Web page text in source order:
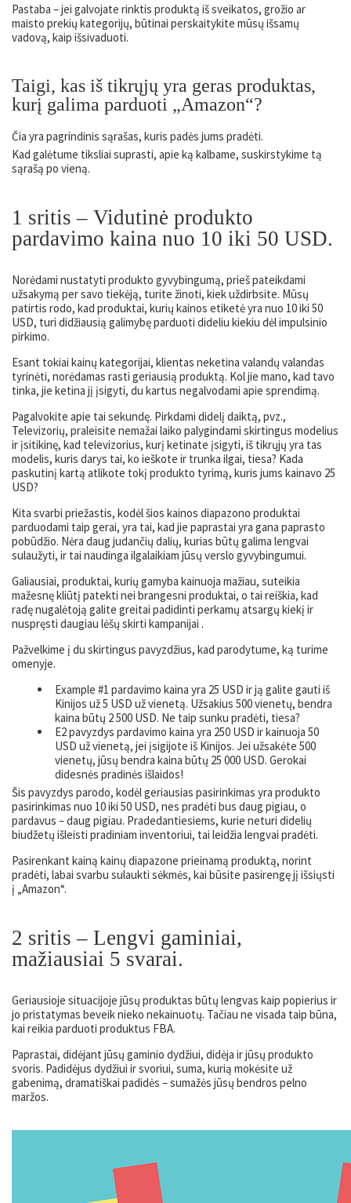
Pastaba – jei galvojate rinktis produktą iš sveikatos, grožio ar
maisto prekių kategorijų, būtinai perskaitykite mūsų išsamų
vadovą, kaip išsivaduoti.
Taigi, kas iš tikrųjų yra geras produktas,
kurį galima parduoti „Amazon“?
Čia yra pagrindinis sąrašas, kuris padės jums pradėti.
Kad galėtume tiksliai suprasti, apie ką kalbame, suskirstykime tą
sąrašą po vieną.
1 sritis – Vidutinė produkto
pardavimo kaina nuo 10 iki 50 USD.
Norėdami nustatyti produkto gyvybingumą, prieš pateikdami
užsakymą per savo tiekėją, turite žinoti, kiek uždirbsite. Mūsų
patirtis rodo, kad produktai, kurių kainos etiketė yra nuo 10 iki 50
USD, turi didžiausią galimybę parduoti dideliu kiekiu dėl impulsinio
pirkimo.
Esant tokiai kainų kategorijai, klientas neketina valandų valandas
tyrinėti, norėdamas rasti geriausią produktą. Kol jie mano, kad tavo
tinka, jie ketina jį įsigyti, du kartus negalvodami apie sprendimą.
Pagalvokite apie tai sekundę. Pirkdami didelį daiktą, pvz.,
Televizorių, praleisite nemažai laiko palygindami skirtingus modelius
ir įsitikinę, kad televizorius, kurį ketinate įsigyti, iš tikrųjų yra tas
modelis, kuris darys tai, ko ieškote ir trunka ilgai, tiesa? Kada
paskutinį kartą atlikote tokį produkto tyrimą, kuris jums kainavo 25
USD?
Kita svarbi priežastis, kodėl šios kainos diapazono produktai
parduodami taip gerai, yra tai, kad jie paprastai yra gana paprasto
pobūdžio. Nėra daug judančių dalių, kurias būtų galima lengvai
sulaužyti, ir tai naudinga ilgalaikiam jūsų verslo gyvybingumui.
Galiausiai, produktai, kurių gamyba kainuoja mažiau, suteikia
mažesnę kliūtį patekti nei brangesni produktai, o tai reiškia, kad
radę nugalėtoją galite greitai padidinti perkamų atsargų kiekį ir
nuspręsti daugiau lėšų skirti kampanijai .
Pažvelkime į du skirtingus pavyzdžius, kad parodytume, ką turime
omenyje.
Example #1 pardavimo kaina yra 25 USD ir ją galite gauti iš
Kinijos už 5 USD už vienetą. Užsakius 500 vienetų, bendra
kaina būtų 2 500 USD. Ne taip sunku pradėti, tiesa?
E2 pavyzdys pardavimo kaina yra 250 USD ir kainuoja 50
USD už vienetą, jei įsigijote iš Kinijos. Jei užsakėte 500
vienetų, jūsų bendra kaina būtų 25 000 USD. Gerokai
didesnės pradinės išlaidos!
Šis pavyzdys parodo, kodėl geriausias pasirinkimas yra produkto
pasirinkimas nuo 10 iki 50 USD, nes pradėti bus daug pigiau, o
pardavus – daug pigiau. Pradedantiesiems, kurie neturi didelių
biudžetų išleisti pradiniam inventoriui, tai leidžia lengvai pradėti.
Pasirenkant kainą kainų diapazone prieinamą produktą, norint
pradėti, labai svarbu sulaukti sėkmės, kai būsite pasirengę jį išsiųsti
į „Amazon“.
2 sritis – Lengvi gaminiai,
mažiausiai 5 svarai.
Geriausioje situacijoje jūsų produktas būtų lengvas kaip popierius ir
jo pristatymas beveik nieko nekainuotų. Tačiau ne visada taip būna,
kai reikia parduoti produktus FBA.
Paprastai, didėjant jūsų gaminio dydžiui, didėja ir jūsų produkto
svoris. Padidėjus dydžiui ir svoriui, suma, kurią mokėsite už
gabenimą, dramatiškai padidės – sumažės jūsų bendros pelno
maržos.